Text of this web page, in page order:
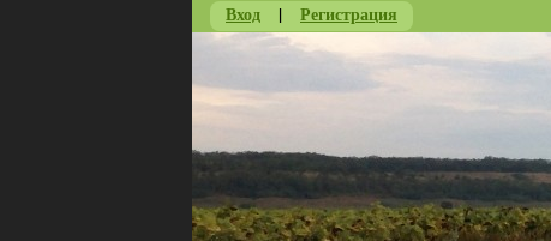
Вход | Регистрация